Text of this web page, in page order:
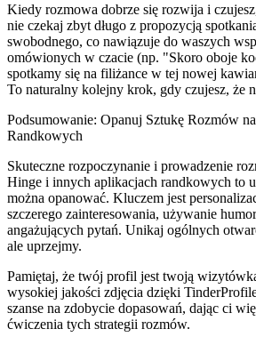
Kiedy rozmowa dobrze się rozwija i
nie czekaj zbyt długo z propozycją
swobodnego, co nawiązuje do waszych
omówionych w czacie (np. "Skoro oboje
spotkamy się na filiżance w tej nowej
To naturalny kolejny krok, gdy czujesz, że
Podsumowanie: Opanuj Sztukę Rozmów
Randkowych
Skuteczne rozpoczynanie i prowadzenie
Hinge i innych aplikacjach randkowych to
można opanować. Kluczem jest
szczerego zainteresowania, używanie
angażujących pytań. Unikaj ogólnych
ale uprzejmy.
Pamiętaj, że twój profil jest twoją
wysokiej jakości zdjęcia dzięki
szanse na zdobycie dopasowań, dając ci
ćwiczenia tych strategii rozmów.